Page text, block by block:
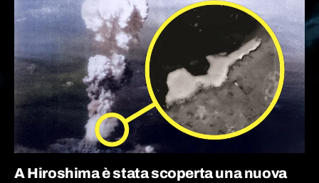
A Hiroshima è stata scoperta una nuova